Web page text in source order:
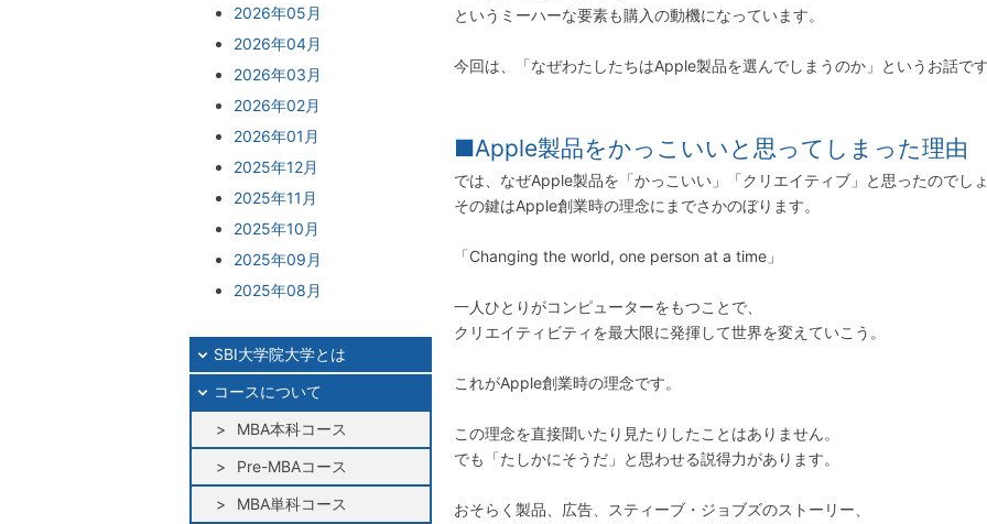
というミーハーな要素も購入の動機になっています。
今回は、「なぜわたしたちはApple製品を選んでしまうのか」というお話で
■Apple製品をかっこいいと思ってしまった理由
では、なぜApple製品を「かっこいい」「クリエイティブ」と思ったのでし
その鍵はApple創業時の理念にまでさかのぼります。
「Changing the world, one person at a time」
一人ひとりがコンピューターをもつことで、
クリエイティビティを最大限に発揮して世界を変えていこう。
これがApple創業時の理念です。
この理念を直接聞いたり見たりしたことはありません。
でも「たしかにそうだ」と思わせる説得力があります。
おそらく製品、広告、スティーブ・ジョブズのストーリー、
2026年05月
2026年04月
2026年03月
2026年02月
2026年01月
2025年12月
2025年11月
2025年10月
2025年09月
2025年08月
2025年06月
2025年05月
2025年04月
2025年03月
2025年02月
2025年01月
SBI大学院大学とは
コースについて
MBA本科コース
Pre-MBAコース
MBA単科コース